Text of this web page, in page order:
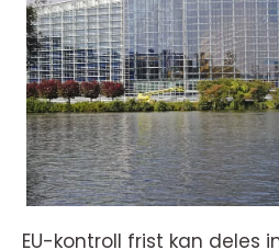
EU-kontroll frist kan deles